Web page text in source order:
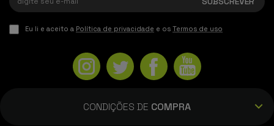
Eu li e aceito a Política de privacidade e os Termos de uso
CONDIÇÕES DE COMPRA